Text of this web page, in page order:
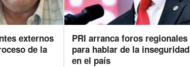
externos
de la
PRI arranca foros regionales
para hablar de la inseguridad
en el país